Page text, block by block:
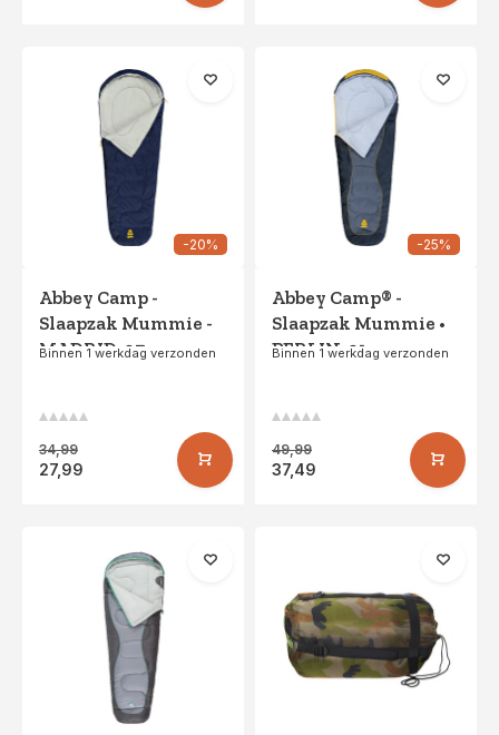
-20%
Abbey Camp -
Slaapzak Mummie -
MADRID-07 -
Binnen 1 werkdag verzonden
34,99
27,99
-25%
Abbey Camp® -
Slaapzak Mummie •
BERLIN-01 •
Binnen 1 werkdag verzonden
49,99
37,49